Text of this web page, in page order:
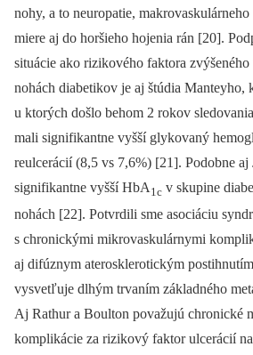
nohy, a to neuropatie,
miere aj do horšieho hojenia rán [20].
situácie ako rizikového faktora
nohách diabetikov je aj štúdia Manteyho,
u ktorých došlo behom 2 rokov
mali signifikantne vyšší glykovaný
reulcerácií (8,5 vs 7,6%) [21]. Podobne
signifikantne vyšší HbA 1c v skupine
nohách [22]. Potvrdili sme asociáciu
s chronickými mikrovaskulárnymi
aj difúznym aterosklerotickým
vysvetľuje dlhým trvaním základného
Aj Rathur a Boulton považujú chronické
komplikácie za rizikový faktor ulcerácií